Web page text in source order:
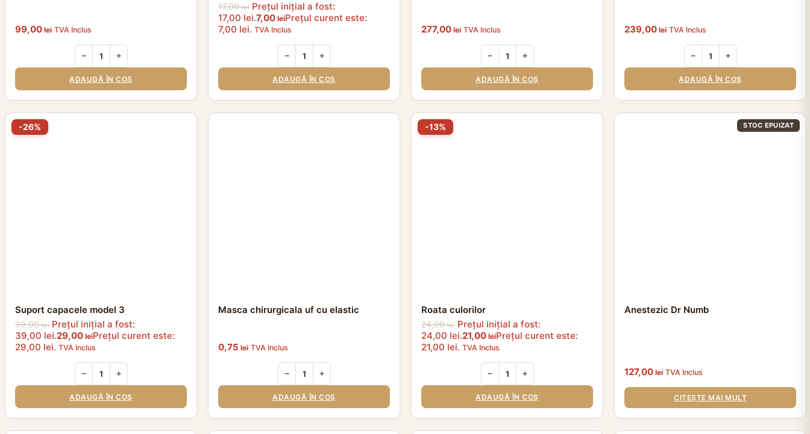
99,00 lei TVA Inclus
− +
ADAUGĂ ÎN COȘ
17,00lei Prețul inițial a fost:
17,00 lei.7,00 leiPrețul curent este:
7,00 lei. TVA Inclus
− +
ADAUGĂ ÎN COȘ
277,00 lei TVA Inclus
− +
ADAUGĂ ÎN COȘ
239,00 lei TVA Inclus
− +
ADAUGĂ ÎN COȘ
-26%
Suport capacele model 3
39,00lei Prețul inițial a fost:
39,00 lei.29,00 leiPrețul curent este:
29,00 lei. TVA Inclus
− +
ADAUGĂ ÎN COȘ
Masca chirurgicala uf cu elastic
0,75 lei TVA Inclus
− +
ADAUGĂ ÎN COȘ
-13%
Roata culorilor
24,00lei Prețul inițial a fost:
24,00 lei.21,00 leiPrețul curent este:
21,00 lei. TVA Inclus
− +
ADAUGĂ ÎN COȘ
STOC EPUIZAT
Anestezic Dr Numb
127,00 lei TVA Inclus
CITEȘTE MAI MULT